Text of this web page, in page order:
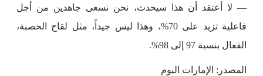
— لا أعتقد أن هذا سيحدث، نحن نسعى جاهدين من أجل
فاعلية تزيد على 70%، وهذا ليس جيداً، مثل لقاح الحصبة،
الفعال بنسبة 97 إلى 98%.
المصدر: الإمارات اليوم